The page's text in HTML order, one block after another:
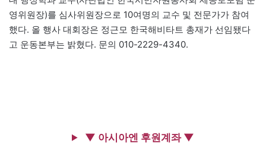
영위원장)를 심사위원장으로 10여명의 교수 및 전문가가 참여
했다. 올 행사 대회장은 정근모 한국해비타트 총재가 선임됐다
고 운동본부는 밝혔다. 문의 010-2229-4340.
▼ 아시아엔 후원계좌 ▼